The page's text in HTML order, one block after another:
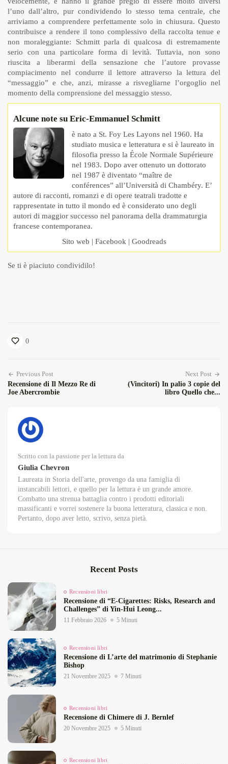
l’uno dall’altro, pur condividendo lo stesso tema centrale, che
arriviamo a comprendere perfettamente solo in chiusura. Questo
contribuisce a rendere il tono complessivo della raccolta tenue e
non moraleggiante: Schmitt parla di qualcosa di estremamente
serio con una particolare forma di levità. Tuttavia, non sono
riuscita a liberarmi della sensazione che l’autore provasse
compiacimento nel condurre il lettore attraverso la lettura del
“messaggio” e che, anzi, mirasse a risvegliarne l’orgoglio nel
momento della comprensione del messaggio stesso.
Alcune note su Eric-Emmanuel Schmitt
è nato a St. Foy Les Layons nel 1960. Ha
studiato musica e letteratura e si è laureato in
filosofia presso la École Normale Supérieure
nel 1983. Dopo aver ottenuto un dottorato
nel 1987 è diventato “maître de
conférences” all’Università di Chambéry. E’
autore di racconti, romanzi e di opere teatrali tradotte e
rappresentate in tutto il mondo ed è considerato uno degli
autori di maggior successo nel panorama della drammaturgia
francese contemporanea.
Sito web | Facebook | Goodreads
Se ti è piaciuto condividilo!
0
Previous Post
Recensione di Il Mezzo Re di
Joe Abercrombie
Next Post
(Vincitori) In palio 3 copie del
libro Quello che...
Scritto con la passione per la lettura da
Giulia Chevron
Laureata in Storia dell'arte, provengo da una famiglia di
instancabili lettori, e quello per la lettura è un grande amore.
Combatto una strenua battaglia contro i prodotti editoriali
massificanti e vorrei sostenere la buona letteratura, classica e non.
Pertanto, dopo aver letto, scrivo, senza pietà.
Recent Posts
Recensioni libri
Recensione di “E‑Cigarettes: Risks, Research and
Challenges” di Yin‑Hui Leong...
11 Febbraio 2026 5 Minuti
Recensioni libri
Recensione di L’arte del matrimonio di Stephanie
Bishop
21 Novembre 2025 7 Minuti
Recensioni libri
Recensione di Chimere di J. Bernlef
20 Novembre 2025 5 Minuti
Recensioni libri